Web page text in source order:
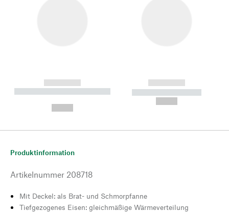
------------
----------- ----------- --------
------------
----------- -----------
Produktinformation
Artikelnummer 208718
Mit Deckel: als Brat- und Schmorpfanne
Tiefgezogenes Eisen: gleichmäßige Wärmeverteilung